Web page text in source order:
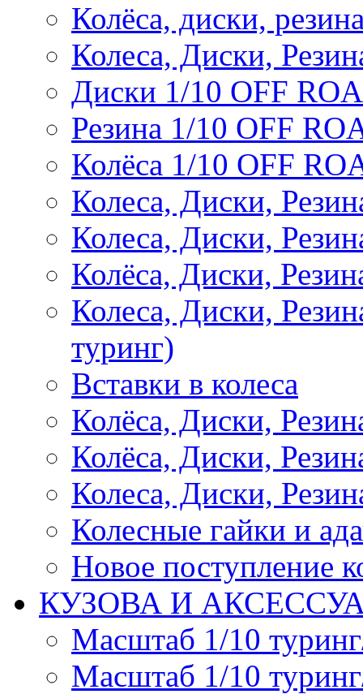
Колёса, диски,
Колеса, Диски,
Диски 1/10 OFF
Резина 1/10 OFF
Колёса 1/10 OFF
Колеса, Диски,
Колеса, Диски,
Колёса, Диски,
Колеса, Диски,
туринг)
Вставки в колеса
Колёса, Диски,
Колёса, Диски,
Колеса, Диски,
Колесные гайки и
Новое поступление
КУЗОВА И
Масштаб 1/10
Масштаб 1/10